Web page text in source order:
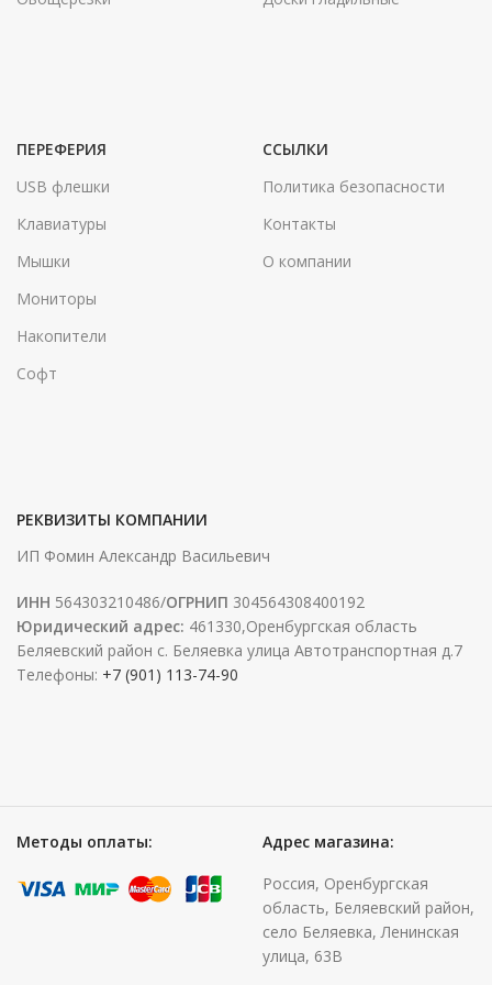
ПЕРЕФЕРИЯ
USB флешки
Клавиатуры
Мышки
Мониторы
Накопители
Софт
ССЫЛКИ
Политика безопасности
Контакты
О компании
РЕКВИЗИТЫ КОМПАНИИ
ИП Фомин Александр Васильевич
ИНН 564303210486/ОГРНИП 304564308400192
Юридический адрес: 461330,Оренбургская область
Беляевский район с. Беляевка улица Автотранспортная д.7
Телефоны: +7 (901) 113-74-90
Методы оплаты:
Адрес магазина:
Россия, Оренбургская
область, Беляевский район,
село Беляевка, Ленинская
улица, 63В